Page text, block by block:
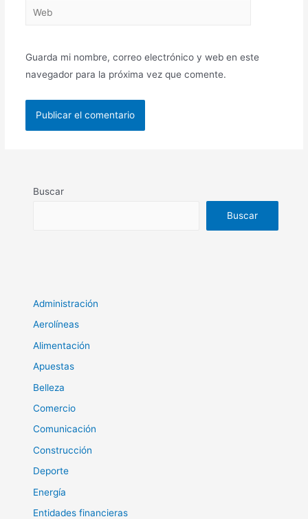
Web
Guarda mi nombre, correo electrónico y web en este
navegador para la próxima vez que comente.
Buscar
Buscar
Administración
Aerolíneas
Alimentación
Apuestas
Belleza
Comercio
Comunicación
Construcción
Deporte
Energía
Entidades financieras